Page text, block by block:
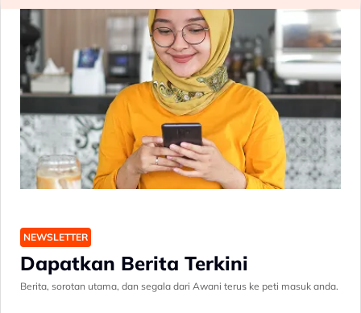
NEWSLETTER
Dapatkan Berita Terkini
Berita, sorotan utama, dan segala dari Awani terus ke peti masuk anda.